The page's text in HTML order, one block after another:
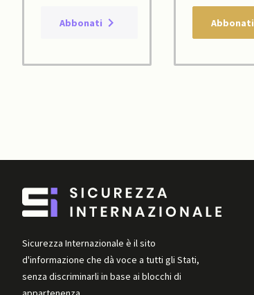
Abbonati Abbonati
Sicurezza Internazionale è il sito
d'informazione che dà voce a tutti gli Stati,
senza discriminarli in base ai blocchi di